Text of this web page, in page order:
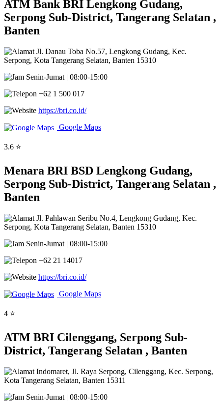
ATM Bank BRI Lengkong Gudang,
Serpong Sub-District, Tangerang Selatan ,
Banten
Jl. Danau Toba No.57, Lengkong Gudang, Kec.
Serpong, Kota Tangerang Selatan, Banten 15310
Senin-Jumat | 08:00-15:00
+62 1 500 017
https://bri.co.id/
Google Maps
3.6 ⭐
Menara BRI BSD Lengkong Gudang,
Serpong Sub-District, Tangerang Selatan ,
Banten
Jl. Pahlawan Seribu No.4, Lengkong Gudang, Kec.
Serpong, Kota Tangerang Selatan, Banten 15310
Senin-Jumat | 08:00-15:00
+62 21 14017
https://bri.co.id/
Google Maps
4 ⭐
ATM BRI Cilenggang, Serpong Sub-
District, Tangerang Selatan , Banten
Indomaret, Jl. Raya Serpong, Cilenggang, Kec. Serpong,
Kota Tangerang Selatan, Banten 15311
Senin-Jumat | 08:00-15:00